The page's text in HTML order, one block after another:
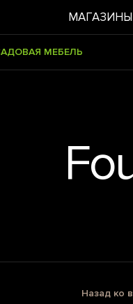
МАГАЗИНЫ
МЕБЕЛЬ
Назад ко